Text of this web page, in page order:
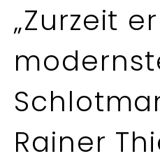
„Zurzeit
Rainer